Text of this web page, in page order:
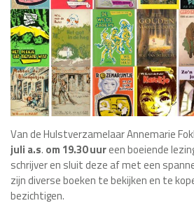
Van de Hulstverzamelaar Annemarie
juli a.s. om 19.30 uureen boeiende
schrijver en sluit deze af met een
zijn diverse boeken te bekijken en te
bezichtigen.